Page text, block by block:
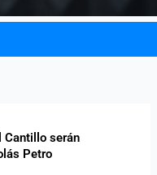
Cantillo serán
Petro